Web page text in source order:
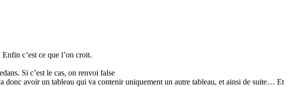
c’est ce que l’on croit.
Si c’est le cas, on renvoi false
donc avoir un tableau qui va contenir uniquement un autre tableau, et ainsi de suite… Et